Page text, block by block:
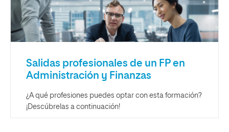
Salidas profesionales de un FP en
Administración y Finanzas
¿A qué profesiones puedes optar con esta formación?
¡Descúbrelas a continuación!